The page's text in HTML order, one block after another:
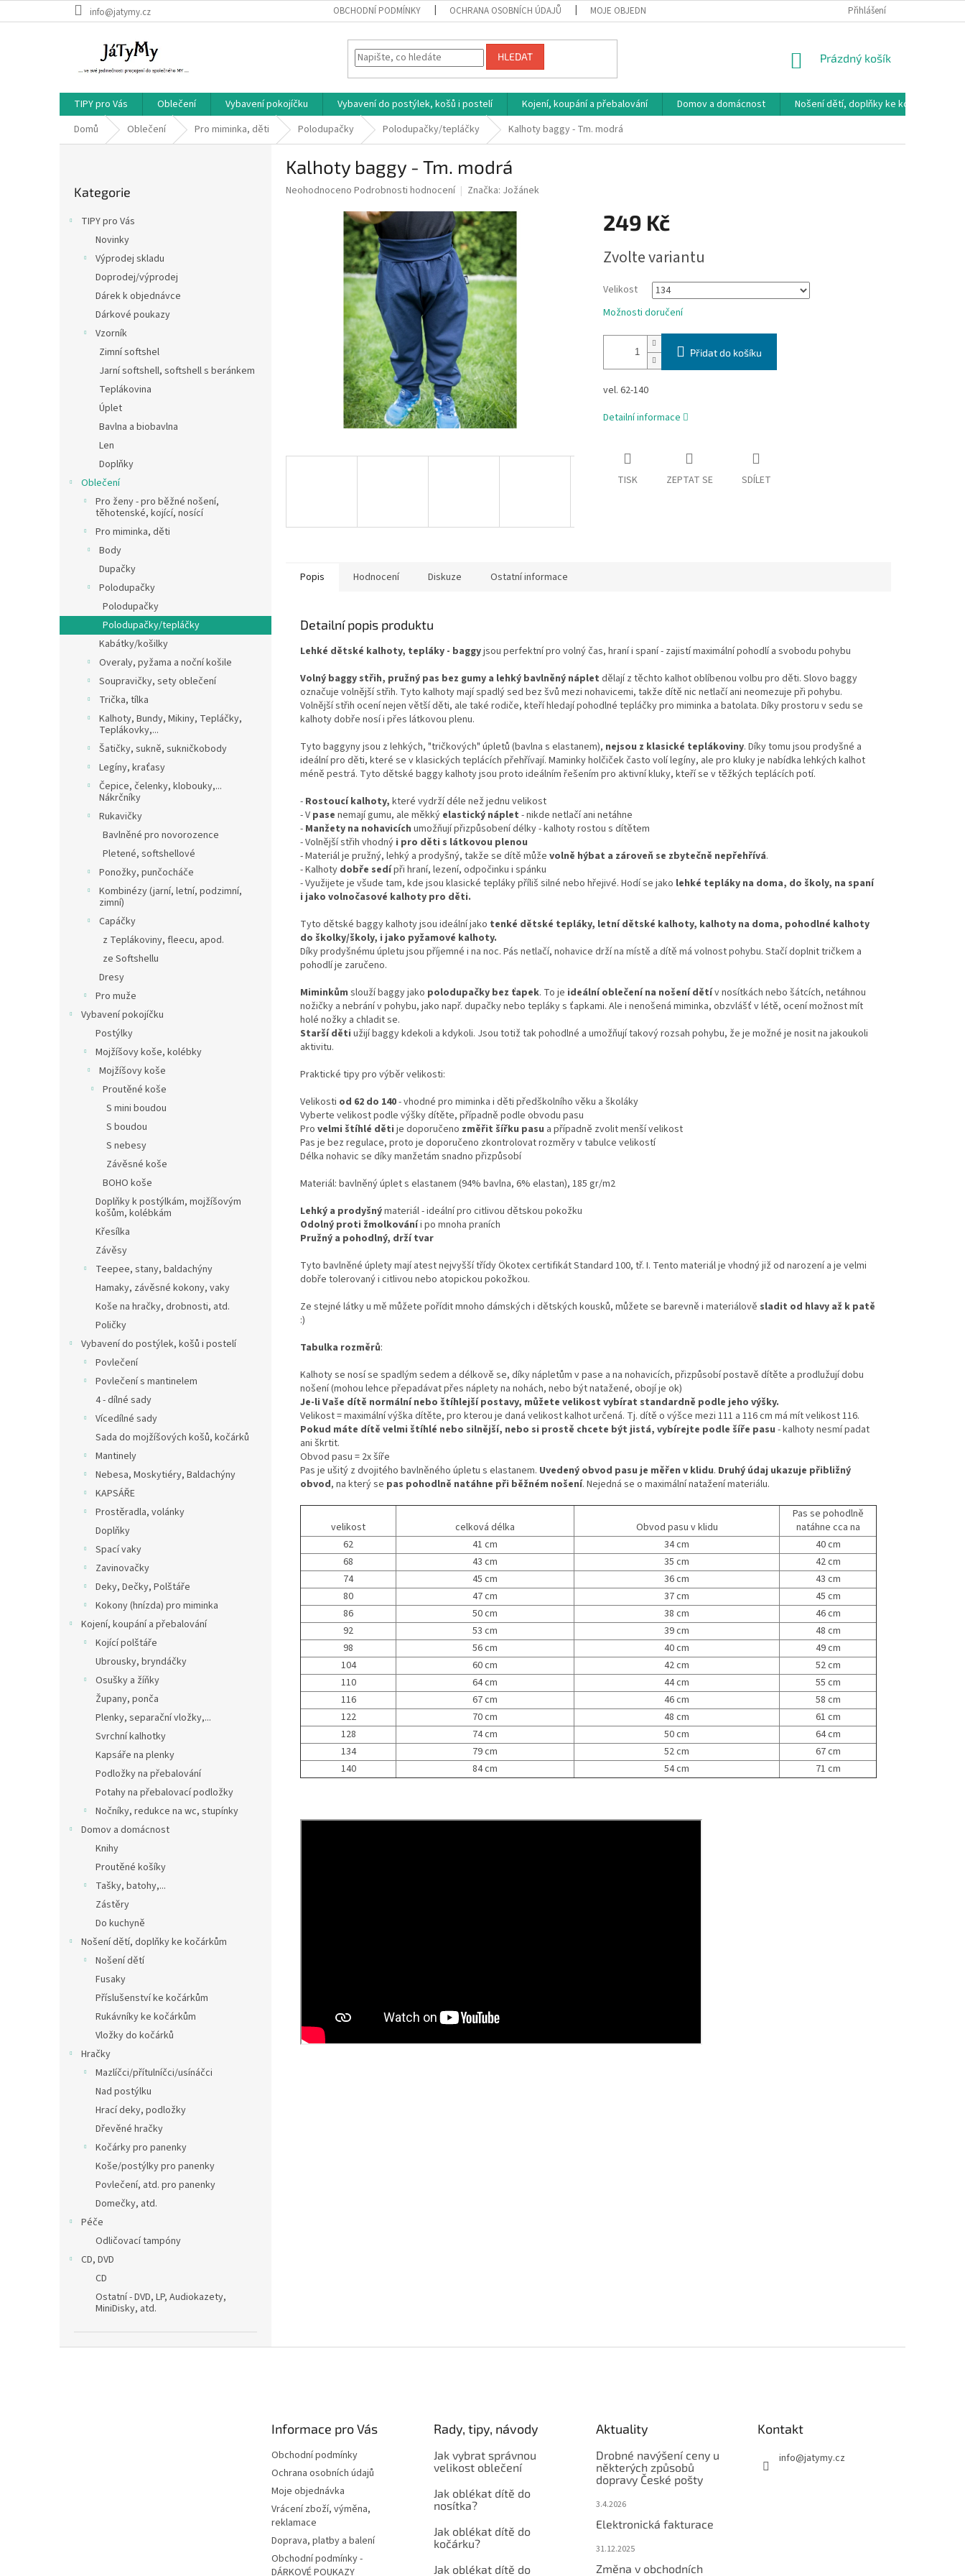
na
info@jatymy.cz OBCHODNÍ PODMÍNKY OCHRANA OSOBNÍCH ÚDAJŮ MOJE OBJEDNÁVKA DOPRAVA, PLATBY A
Přihlášení
HLEDAT
NÁKUPNÍ
Prázdný košík
TIPY pro Vás Oblečení Vybavení pokojíčku Vybavení do postýlek, košů i postelí Kojení, koupání a přebalování Domov a domácnost
Nošení dětí, doplňky ke kočárkům
Domů
Oblečení Pro miminka, děti Polodupačky Polodupačky/tepláčky Kalhoty baggy - Tm. modrá
kategorie
Kategorie
TIPY pro Vás
Novinky
Výprodej skladu
Doprodej/výprodej
Dárek k objednávce
Dárkové poukazy
Vzorník
Zimní softshel
Jarní softshell, softshell s beránkem
Teplákovina
Úplet
Bavlna a biobavlna
Len
Doplňky
Oblečení
Pro ženy - pro běžné nošení,
těhotenské, kojící, nosící
Pro miminka, děti
Body
Dupačky
Polodupačky
Polodupačky
Polodupačky/tepláčky
Kabátky/košilky
Overaly, pyžama a noční košile
Soupravičky, sety oblečení
Trička, tílka
Kalhoty, Bundy, Mikiny, Tepláčky,
Teplákovky,...
Šatičky, sukně, sukničkobody
Legíny, kraťasy
Čepice, čelenky, klobouky,...
Nákrčníky
Rukavičky
Bavlněné pro novorozence
Pletené, softshellové
Ponožky, punčocháče
Kombinézy (jarní, letní, podzimní,
zimní)
Capáčky
z Teplákoviny, fleecu, apod.
ze Softshellu
Dresy
Pro muže
Vybavení pokojíčku
Postýlky
Mojžíšovy koše, kolébky
Mojžíšovy koše
Proutěné koše
S mini boudou
S boudou
S nebesy
Závěsné koše
BOHO koše
Doplňky k postýlkám, mojžíšovým
košům, kolébkám
Křesílka
Závěsy
Teepee, stany, baldachýny
Hamaky, závěsné kokony, vaky
Koše na hračky, drobnosti, atd.
Poličky
Vybavení do postýlek, košů i postelí
Povlečení
Povlečení s mantinelem
4 - dílné sady
Vícedílné sady
Sada do mojžíšových košů, kočárků
Mantinely
Nebesa, Moskytiéry, Baldachýny
KAPSÁŘE
Prostěradla, volánky
Doplňky
Spací vaky
Zavinovačky
Deky, Dečky, Polštáře
Kokony (hnízda) pro miminka
Kojení, koupání a přebalování
Kojící polštáře
Ubrousky, bryndáčky
Osušky a žíňky
Župany, ponča
Plenky, separační vložky,...
Svrchní kalhotky
Kapsáře na plenky
Podložky na přebalování
Potahy na přebalovací podložky
Nočníky, redukce na wc, stupínky
Domov a domácnost
Knihy
Proutěné košíky
Tašky, batohy,...
Zástěry
Do kuchyně
Nošení dětí, doplňky ke kočárkům
Nošení dětí
Fusaky
Příslušenství ke kočárkům
Rukávníky ke kočárkům
Vložky do kočárků
Hračky
Mazlíčci/přítulníčci/usínáčci
Nad postýlku
Hrací deky, podložky
Dřevěné hračky
Kočárky pro panenky
Koše/postýlky pro panenky
Povlečení, atd. pro panenky
Domečky, atd.
Péče
Odličovací tampóny
CD, DVD
CD
Ostatní - DVD, LP, Audiokazety,
MiniDisky, atd.
Kalhoty baggy - Tm. modrá
Průměrné
Neohodnoceno Podrobnosti hodnocení Značka: Jožánek
249 Kč
cena:
Zvolte variantu
Velikost
Možnosti doručení
Přidat do košíku
vel. 62-140
Detailní informace
TISK ZEPTAT SE SDÍLET
Popis Hodnocení Diskuze Ostatní informace
Detailní popis produktu
Lehké dětské kalhoty, tepláky - baggyjsou perfektní pro volný čas, hraní i spaní - zajistí maximální pohodlí a svobodu pohybu
Volný baggy střih, pružný pas bez gumy a lehký bavlněný náplet dělají z těchto kalhot oblíbenou volbu pro děti. Slovo baggy
označuje volnější střih. Tyto kalhoty mají spadlý sed bez švů mezi nohavicemi, takže dítě nic netlačí ani neomezuje při pohybu.
Volnější střih ocení nejen větší děti, ale také rodiče, kteří hledají pohodlné tepláčky pro miminka a batolata. Díky prostoru v sedu se
kalhoty dobře nosí i přes látkovou plenu.
Tyto baggyny jsou z lehkých, "tričkových" úpletů (bavlna s elastanem), nejsou z klasické teplákoviny. Díky tomu jsou prodyšné a
ideální pro děti, které se v klasických teplácích přehřívají. Maminky holčiček často volí legíny, ale pro kluky je nabídka lehkých kalhot
méně pestrá. Tyto dětské baggy kalhoty jsou proto ideálním řešením pro aktivní kluky, kteří se v těžkých teplácích potí.
- Rostoucí kalhoty, které vydrží déle než jednu velikost
- V pase nemají gumu, ale měkký elastický náplet - nikde netlačí ani netáhne
- Manžety na nohavicích umožňují přizpůsobení délky - kalhoty rostou s dítětem
- Volnější střih vhodný i pro děti s látkovou plenou
- Materiál je pružný, lehký a prodyšný, takže se dítě může volně hýbat a zároveň se zbytečně nepřehřívá.
- Kalhoty dobře sedípři hraní, lezení, odpočinku i spánku
-Využijete je všude tam, kde jsou klasické tepláky příliš silné nebo hřejivé. Hodí se jako lehké tepláky na doma, do školy, na spaní
i jako volnočasové kalhoty pro děti.
Tyto dětské baggy kalhoty jsou ideální jako tenké dětské tepláky, letní dětské kalhoty, kalhoty na doma, pohodlné kalhoty
do školky/školy, i jako pyžamové kalhoty.
Díky prodyšnému úpletu jsou příjemné i na noc. Pás netlačí, nohavice drží na místě a dítě má volnost pohybu. Stačí doplnit tričkem a
pohodlí je zaručeno.
Miminkům slouží baggy jako polodupačky bez ťapek. To je ideální oblečení na nošení dětív nosítkách nebo šátcích, netáhnou
nožičky a nebrání v pohybu, jako např. dupačky nebo tepláky s ťapkami. Ale i nenošená miminka, obzvlášť v létě, ocení možnost mít
holé nožky a chladit se.
Starší děti užijí baggy kdekoli a kdykoli. Jsou totiž tak pohodlné a umožňují takový rozsah pohybu, že je možné je nosit na jakoukoli
aktivitu.
Praktické tipy pro výběr velikosti:
Velikosti od 62 do 140- vhodné pro miminka i děti předškolního věku a školáky
Vyberte velikost podle výšky dítěte, případně podle obvodu pasu
Pro velmi štíhlé děti je doporučeno změřit šířku pasu a případně zvolit menší velikost
Pas je bez regulace, proto je doporučeno zkontrolovat rozměry v tabulce velikostí
Délka nohavic se díky manžetám snadno přizpůsobí
Materiál: bavlněný úplet s elastanem (94% bavlna, 6% elastan), 185 gr/m2
Lehký a prodyšnýmateriál - ideální pro citlivou dětskou pokožku
Odolný proti žmolkováníi po mnoha praních
Pružný a pohodlný, drží tvar
Tyto bavlněné úplety mají atest nejvyšší třídy Ökotex certifikát Standard 100, tř. I. Tento materiál je vhodný již od narození a je velmi
dobře tolerovaný i citlivou nebo atopickou pokožkou.
Ze stejné látky u mě můžete pořídit mnoho dámských i dětských kousků, můžete se barevně i materiálově sladit od hlavy až k patě
:)
Tabulka rozměrů:
Kalhoty se nosí se spadlým sedem a délkově se, díky nápletům v pase a na nohavicích, přizpůsobí postavě dítěte a prodlužují dobu
nošení (mohou lehce přepadávat přes náplety na nohách, nebo být natažené, obojí je ok)
Je-li Vaše dítě normální nebo štíhlejší postavy, můžete velikost vybírat standardně podle jeho výšky.
Velikost = maximální výška dítěte, pro kterou je daná velikost kalhot určená. Tj. dítě o výšce mezi 111 a 116 cm má mít velikost 116.
Pokud máte dítě velmi štíhlé nebo silnější, nebo si prostě chcete být jistá, vybírejte podle šíře pasu - kalhoty nesmí padat
ani škrtit.
Obvod pasu = 2x šíře
Pas je ušitý z dvojitého bavlněného úpletu s elastanem. Uvedený obvod pasu je měřen v klidu. Druhý údaj ukazuje přibližný
obvod, na který se pas pohodlně natáhne při běžném nošení. Nejedná se o maximální natažení materiálu.
velikost celková délka Obvod pasu v klidu
Pas se pohodlně
natáhne cca na
62
41 cm 34 cm
40 cm
68
43 cm 35 cm
42 cm
74
45 cm 36 cm
43 cm
80
47 cm 37 cm
45 cm
86
50 cm 38 cm
46 cm
92
53 cm 39 cm
48 cm
98
56 cm 40 cm
49 cm
104
60 cm 42 cm
52 cm
110
64 cm 44 cm
55 cm
116
67 cm 46 cm
58 cm
122
70 cm 48 cm
61 cm
128
74 cm 50 cm
64 cm
134
79 cm 52 cm
67 cm
140
84 cm 54 cm 71 cm
Informace pro Vás
Obchodní podmínky
Ochrana osobních údajů
Moje objednávka
Vrácení zboží, výměna,
reklamace
Doprava, platby a balení
Obchodní podmínky -
DÁRKOVÉ POUKAZY
Rady, tipy, návody
Jak vybrat správnou
velikost oblečení
Jak oblékat dítě do
nosítka?
Jak oblékat dítě do
kočárku?
Jak oblékat dítě do
Aktuality
Drobné navýšení ceny u
některých způsobů
dopravy České pošty
3.4.2026
Elektronická fakturace
31.12.2025
Změna v obchodních
Kontakt
info@jatymy.cz